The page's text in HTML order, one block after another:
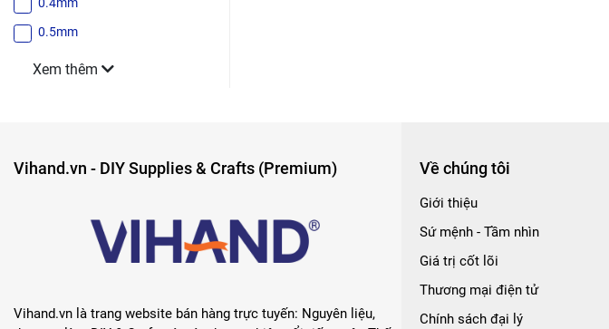
0.4mm
0.5mm
Xem thêm
Vihand.vn - DIY Supplies & Crafts (Premium)
Vihand.vn là trang website bán hàng trực tuyến: Nguyên liệu,
Về chúng tôi
Giới thiệu
Sứ mệnh - Tầm nhìn
Giá trị cốt lõi
Thương mại điện tử
Chính sách đại lý